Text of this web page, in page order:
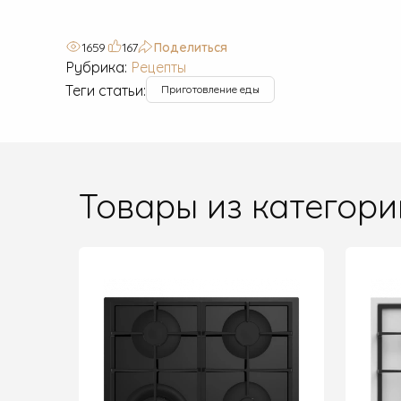
1659 167 Поделиться
Рубрика: Рецепты
Теги статьи:
Приготовление еды
Товары из